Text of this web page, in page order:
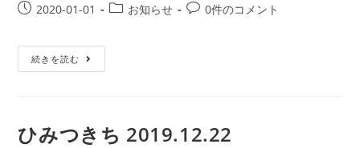
2020-01-01 お知らせ 0件のコメント
続きを読む
ひみつきち 2019.12.22